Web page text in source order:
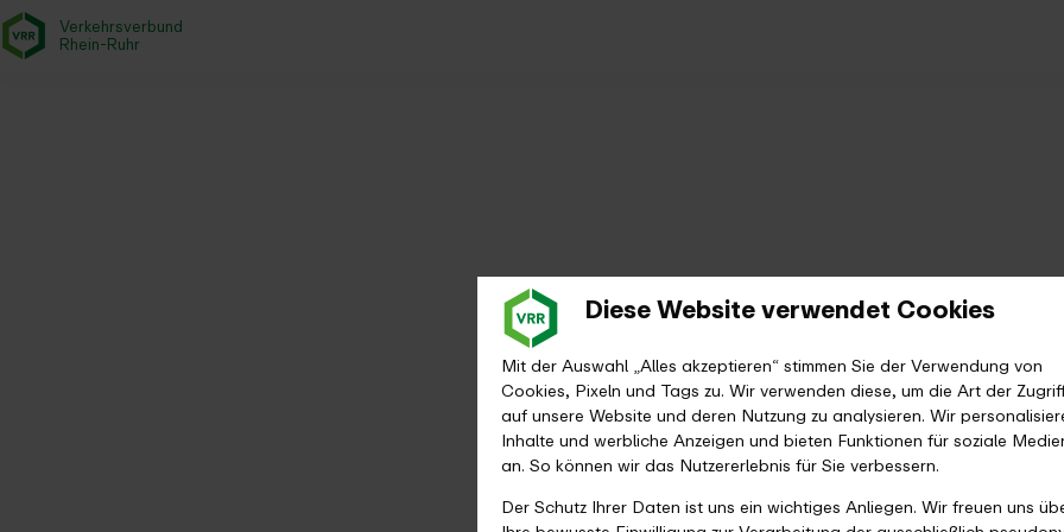
Diese Website verwendet Cookies
Mit der Auswahl „Alles akzeptieren“ stimmen Sie der Verwendung von
Cookies, Pixeln und Tags zu. Wir verwenden diese, um die Art der
auf unsere Website und deren Nutzung zu analysieren. Wir
Inhalte und werbliche Anzeigen und bieten Funktionen für soziale
an. So können wir das Nutzererlebnis für Sie verbessern.
Der Schutz Ihrer Daten ist uns ein wichtiges Anliegen. Wir freuen uns
Verkehrsverbund
Rhein-Ruhr